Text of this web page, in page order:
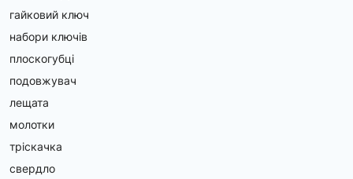
гайковий ключ
набори ключів
плоскогубці
подовжувач
лещата
молотки
тріскачка
свердло